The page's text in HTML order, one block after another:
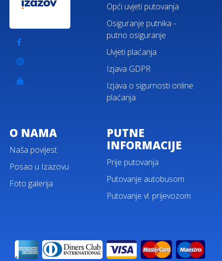
Opći uvjeti putovanja
Osiguranje putnika -
putno osiguranje
Uvjeti plaćanja
Izjava GDPR
Izjava o sigurnosti online
plaćanja
O NAMA
Naša povijest
Posao u Izazovu
Foto galerija
PUTNE
INFORMACIJE
Prije putovanja
Putovanje autobusom
Putovanje vl. prijevozom